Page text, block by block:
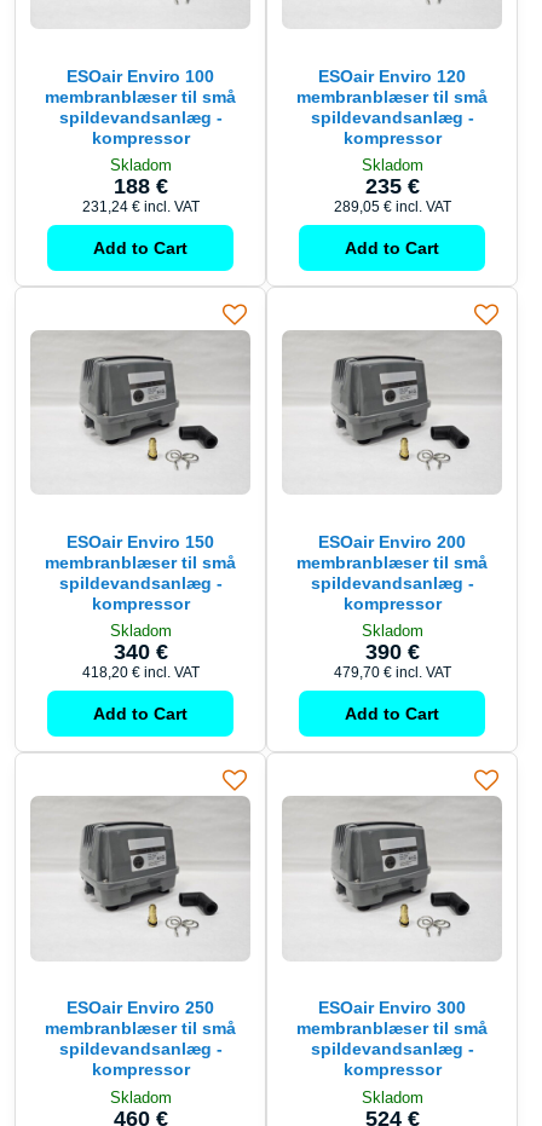
ESOair Enviro 100
membranblæser til små
spildevandsanlæg -
kompressor
Skladom
188 €
231,24 € incl. VAT
Add to Cart
ESOair Enviro 120
membranblæser til små
spildevandsanlæg -
kompressor
Skladom
235 €
289,05 € incl. VAT
Add to Cart
ESOair Enviro 150
membranblæser til små
spildevandsanlæg -
kompressor
Skladom
340 €
418,20 € incl. VAT
Add to Cart
ESOair Enviro 200
membranblæser til små
spildevandsanlæg -
kompressor
Skladom
390 €
479,70 € incl. VAT
Add to Cart
ESOair Enviro 250
membranblæser til små
spildevandsanlæg -
kompressor
Skladom
460 €
ESOair Enviro 300
membranblæser til små
spildevandsanlæg -
kompressor
Skladom
524 €